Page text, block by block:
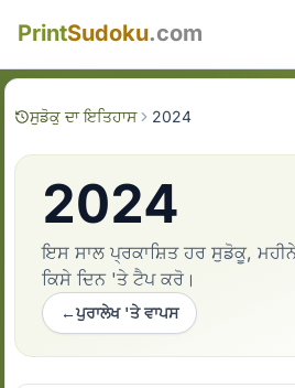
PrintSudoku.com
ਸੁਡੋਕੁ ਦਾ ਇਤਿਹਾਸ 2024
2024
ਇਸ ਸਾਲ ਪ੍ਰਕਾਸ਼ਿਤ ਹਰ ਸੁਡੋਕੂ,
ਕਿਸੇ ਦਿਨ 'ਤੇ ਟੈਪ ਕਰੋ।
←ਪੁਰਾਲੇਖ 'ਤੇ ਵਾਪਸ